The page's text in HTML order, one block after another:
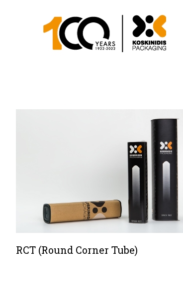
RCT (Round Corner Tube)